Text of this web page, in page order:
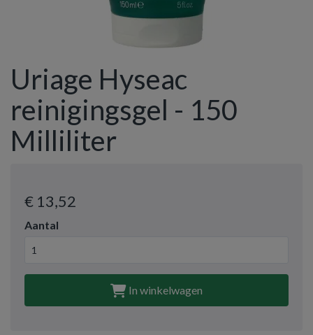
Uriage Hyseac
reinigingsgel - 150
Milliliter
€ 13,52
Aantal
In winkelwagen